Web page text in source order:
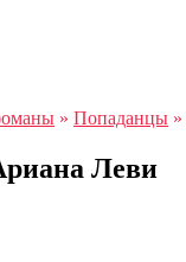
» Попаданцы »
Леви